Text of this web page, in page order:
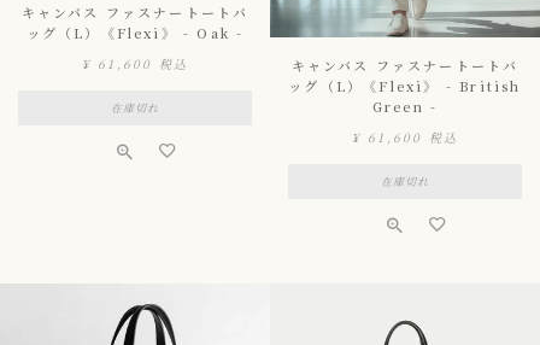
キャンバス ファスナートートバ
ッグ（L）《Flexi》 - Oak -
¥ 61,600 税込
在庫切れ
キャンバス ファスナートートバ
ッグ（L）《Flexi》 - British
Green -
¥ 61,600 税込
在庫切れ